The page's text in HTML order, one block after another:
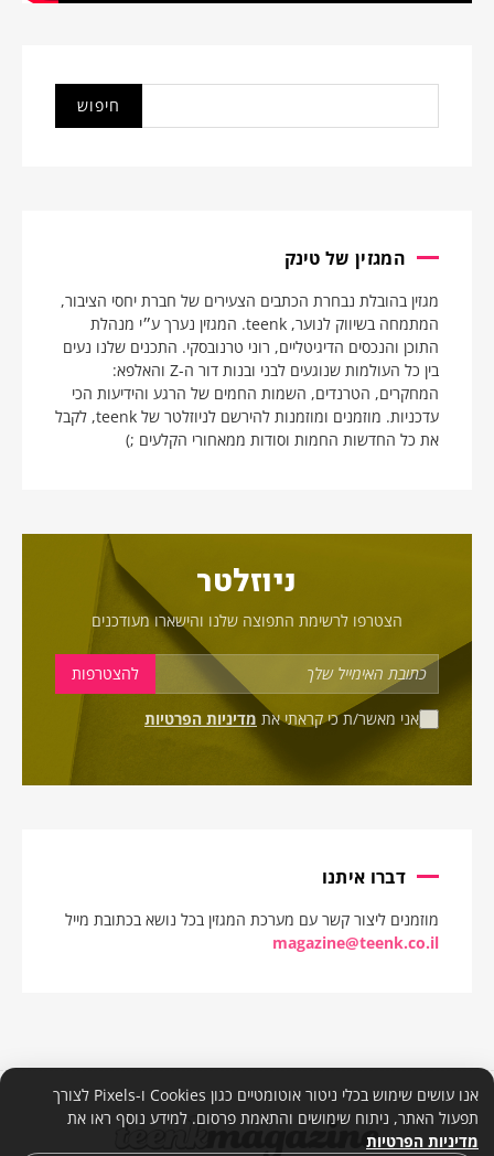
המגזין של טינק
מגזין בהובלת נבחרת הכתבים הצעירים של חברת יחסי הציבור,
המתמחה בשיווק לנוער, teenk. המגזין נערך ע״י מנהלת
התוכן והנכסים הדיגיטליים, רוני טרנובסקי. התכנים שלנו נעים
בין כל העולמות שנוגעים לבני ובנות דור ה-Z והאלפא:
המחקרים, הטרנדים, השמות החמים של הרגע והידיעות הכי
עדכניות. מוזמנים ומוזמנות להירשם לניוזלטר של teenk, לקבל
את כל החדשות החמות וסודות ממאחורי הקלעים ;)
ניוזלטר
הצטרפו לרשימת התפוצה שלנו והישארו מעודכנים
אני מאשר/ת כי קראתי את מדיניות הפרטיות
דברו איתנו
מוזמנים ליצור קשר עם מערכת המגזין בכל נושא בכתובת מייל
magazine@teenk.co.il
אנו עושים שימוש בכלי ניטור אוטומטיים כגון Cookies ו-Pixels לצורך
תפעול האתר, ניתוח שימושים והתאמת פרסום. למידע נוסף ראו את
מדיניות הפרטיות